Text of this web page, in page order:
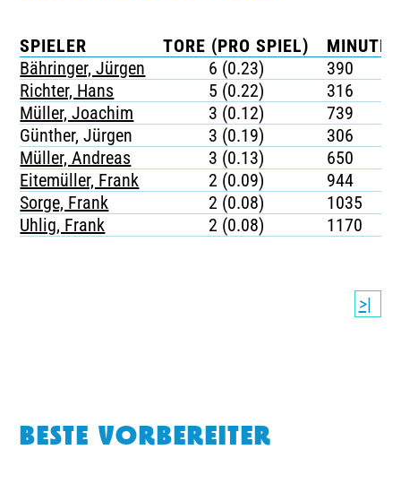
SPIELER TORE (PRO SPIEL)
Bähringer, Jürgen
6 (0.23)
390
Richter, Hans
5 (0.22)
316
Müller, Joachim
3 (0.12)
739
Günther, Jürgen
3 (0.19)
306
Müller, Andreas
3 (0.13)
650
Eitemüller, Frank
2 (0.09)
944
Sorge, Frank
2 (0.08)
1035
Uhlig, Frank
2 (0.08) 1170
>|
BESTE VORBEREITER